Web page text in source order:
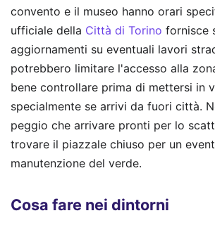
convento e il museo hanno orari
ufficiale della Città di Torino fornisce
aggiornamenti su eventuali lavori
potrebbero limitare l'accesso alla
bene controllare prima di mettersi in
specialmente se arrivi da fuori città.
peggio che arrivare pronti per lo
trovare il piazzale chiuso per un
manutenzione del verde.
Cosa fare nei dintorni